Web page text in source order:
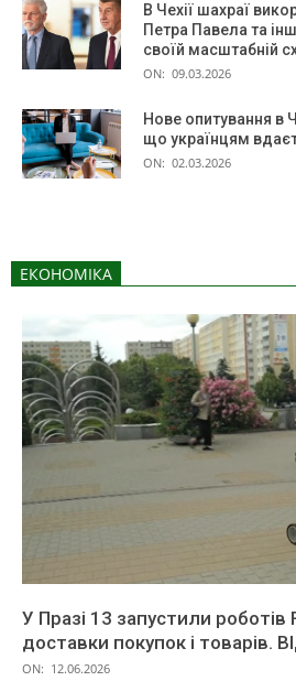
В Чехії шахраї
Петра Павела та
своїй масштабній
ON: 09.03.2026
Нове опитування в
що українцям
ON: 02.03.2026
ЕКОНОМІКА
У Празі 13 запустили
доставки покупок і товарів.
ON: 12.06.2026